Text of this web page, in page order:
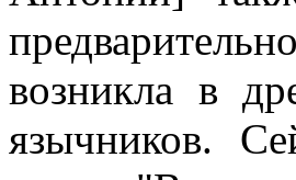
возникла в
язычников.